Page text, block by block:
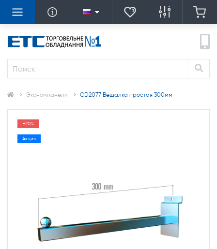
Экономпанели GD2077 Вешалка простая 300мм
-20%
Акция